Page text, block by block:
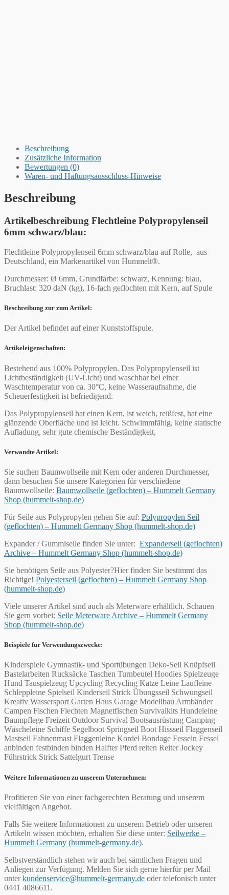
Beschreibung
Zusätzliche Information
Bewertungen (0)
Waren- und Haftungsausschluss-Hinweise
Beschreibung
Artikelbeschreibung Flechtleine Polypropylenseil
6mm schwarz/blau:
Flechtleine Polypropylenseil 6mm schwarz/blau auf Rolle, aus
Deutschland, ein Markenartikel von Hummelt®.
Durchmesser: Ø 6mm, Grundfarbe: schwarz, Kennung: blau,
Bruchlast: 320 daN (kg), 16-fach geflochten mit Kern, auf Spule
Beschreibung zur zum Artikel:
Der Artikel befindet auf einer Kunststoffspule.
Artikeleigenschaften:
Bestehend aus 100% Polypropylen. Das Polypropylenseil ist
Lichtbeständigkeit (UV-Licht) und waschbar bei einer
Waschtemperatur von ca. 30°C, keine Wasseraufnahme, die
Scheuerfestigkeit ist befriedigend.
Das Polypropylenseil hat einen Kern, ist weich, reißfest, hat eine
glänzende Oberfläche und ist leicht. Schwimmfähig, keine statische
Aufladung, sehr gute chemische Beständigkeit,
Verwandte Artikel:
Sie suchen Baumwollseile mit Kern oder anderen Durchmesser,
dann besuchen Sie unsere Kategorien für verschiedene
Baumwollseile: Baumwollseile (geflochten) – Hummelt Germany
Shop (hummelt-shop.de)
Für Seile aus Polypropylen gehen Sie auf: Polypropylen Seil
(geflochten) – Hummelt Germany Shop (hummelt-shop.de)
Expander / Gummiseile finden Sie unter: Expanderseil (geflochten)
Archive – Hummelt Germany Shop (hummelt-shop.de)
Sie benötigen Seile aus Polyester?Hier finden Sie bestimmt das
Richtige! Polyesterseil (geflochten) – Hummelt Germany Shop
(hummelt-shop.de)
Viele unserer Artikel sind auch als Meterware erhältlich. Schauen
Sie gern vorbei: Seile Meterware Archive – Hummelt Germany
Shop (hummelt-shop.de)
Beispiele für Verwendungszwecke:
Kinderspiele Gymnastik- und Sportübungen Deko-Seil Knüpfseil
Bastelarbeiten Rucksäcke Taschen Turnbeutel Hoodies Spielzeuge
Hund Tauspielzeug Upcycling Recycling Katze Leine Laufleine
Schleppleine Spielseil Kinderseil Strick Übungsseil Schwungseil
Kreativ Wassersport Garten Haus Garage Modellbau Armbänder
Campen Fischen Flechten Magnetfischen Survivalkits Hundeleine
Baumpflege Freizeit Outdoor Survival Bootsausrüstung Camping
Wäscheleine Schiffe Segelboot Springseil Boot Hissseil Flaggenseil
Mastseil Fahnenmast Flaggenleine Kordel Bondage Fesseln Fessel
anbinden festbinden binden Halfter Pferd reiten Reiter Jockey
Führstrick Strick Sattelgurt Trense
Weitere Informationen zu unserem Unternehmen:
Profitieren Sie von einer fachgerechten Beratung und unserem
vielfältigen Angebot.
Falls Sie weitere Informationen zu unserem Betrieb oder unseren
Artikeln wissen möchten, erhalten Sie diese unter: Seilwerke –
Hummelt Germany (hummelt-germany.de).
Selbstverständlich stehen wir auch bei sämtlichen Fragen und
Anliegen zur Verfügung. Melden Sie sich gerne hierfür per Mail
unterkundenservice@hummelt-germany.de oder telefonisch unter
0441 4086611.